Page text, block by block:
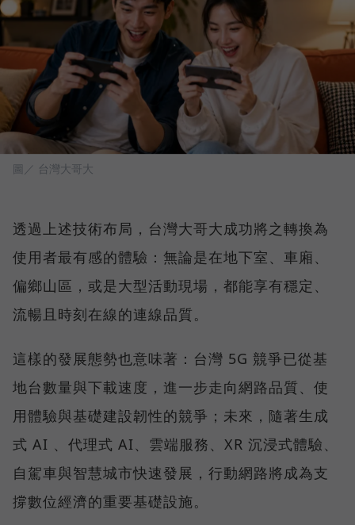
圖／ 台灣大哥大
透過上述技術布局，台灣大哥大成功將之轉換為
使用者最有感的體驗：無論是在地下室、車廂、
偏鄉山區，或是大型活動現場，都能享有穩定、
流暢且時刻在線的連線品質。
這樣的發展態勢也意味著：台灣 5G 競爭已從基
地台數量與下載速度，進一步走向網路品質、使
用體驗與基礎建設韌性的競爭；未來，隨著生成
式 AI 、代理式 AI、雲端服務、XR 沉浸式體驗、
自駕車與智慧城市快速發展，行動網路將成為支
撐數位經濟的重要基礎設施。